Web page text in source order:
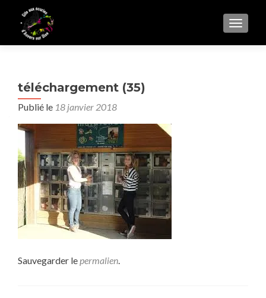
téléchargement (35)
Publié le 18 janvier 2018
Sauvegarder lepermalien.